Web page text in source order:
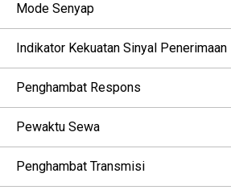
Mode Senyap
Indikator Kekuatan Sinyal Penerimaan
Penghambat Respons
Pewaktu Sewa
Penghambat Transmisi